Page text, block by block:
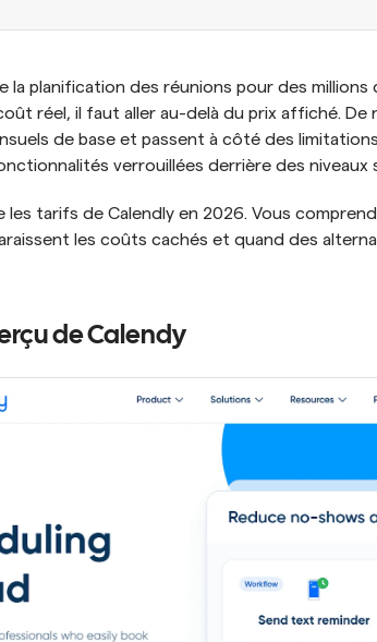
la planification des réunions pour des millions
réel, il faut aller au-delà du prix affiché. De
de base et passent à côté des
verrouillées derrière des niveaux
les tarifs de Calendly en 2026. Vous
les coûts cachés et quand des
de Calendy